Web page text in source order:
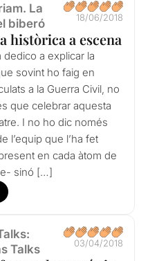
La
biberó
18/06/2018
històrica a escena
dedico a explicar la
sovint ho faig en
a la Guerra Civil, no
que celebrar aquesta
I no ho dic només
l’equip que l’ha fet
en cada àtom de
sinó […]
Talks
03/04/2018